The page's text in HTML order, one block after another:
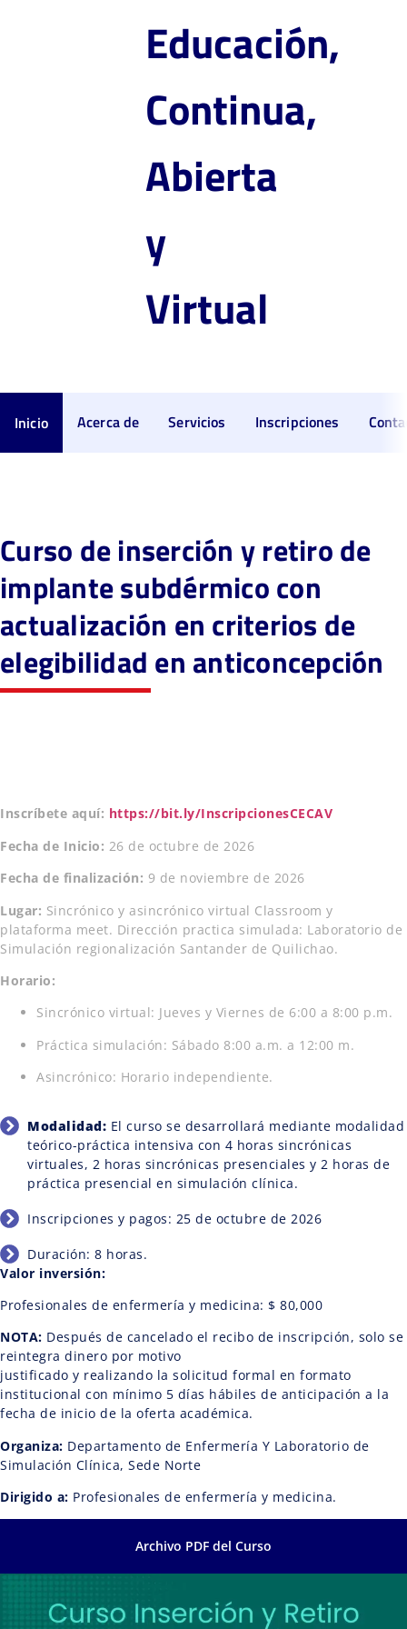
Educación,
Continua,
Abierta
y
Virtual
Inicio Acerca de Servicios Inscripciones
Curso de inserción y retiro de
implante subdérmico con
actualización en criterios de
elegibilidad en anticoncepción
Inscríbete aquí: https://bit.ly/InscripcionesCECAV
Fecha de Inicio: 26 de octubre de 2026
Fecha de finalización: 9 de noviembre de 2026
Lugar: Sincrónico y asincrónico virtual Classroom y
plataforma meet. Dirección practica simulada: Laboratorio de
Simulación regionalización Santander de Quilichao.
Horario:
Sincrónico virtual: Jueves y Viernes de 6:00 a 8:00 p.m.
Práctica simulación: Sábado 8:00 a.m. a 12:00 m.
Asincrónico: Horario independiente.
Modalidad: El curso se desarrollará mediante modalidad
teórico-práctica intensiva con 4 horas sincrónicas
virtuales, 2 horas sincrónicas presenciales y 2 horas de
práctica presencial en simulación clínica.
Inscripciones y pagos: 25 de octubre de 2026
Duración: 8 horas.
Valor inversión:
Profesionales de enfermería y medicina: $ 80,000
NOTA: Después de cancelado el recibo de inscripción, solo se
reintegra dinero por motivo
justificado y realizando la solicitud formal en formato
institucional con mínimo 5 días hábiles de anticipación a la
fecha de inicio de la oferta académica.
Organiza: Departamento de Enfermería Y Laboratorio de
Simulación Clínica, Sede Norte
Dirigido a: Profesionales de enfermería y medicina.
Archivo PDF del Curso